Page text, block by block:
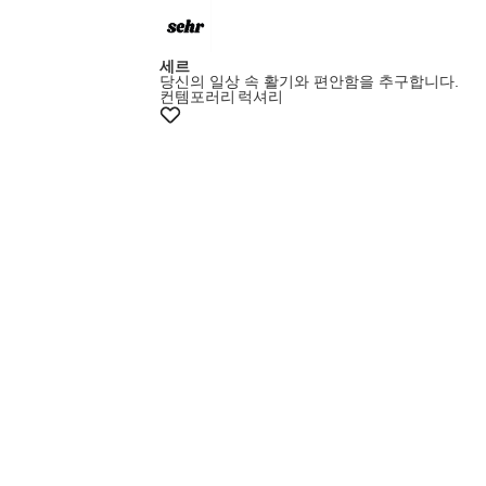
세르
당신의 일상 속 활기와 편안함을 추구합니다.
컨템포러리 럭셔리